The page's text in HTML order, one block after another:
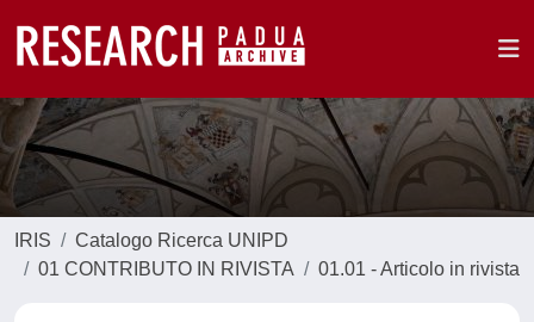
IRIS
Catalogo Ricerca UNIPD
01 CONTRIBUTO IN RIVISTA
01.01 - Articolo in rivista